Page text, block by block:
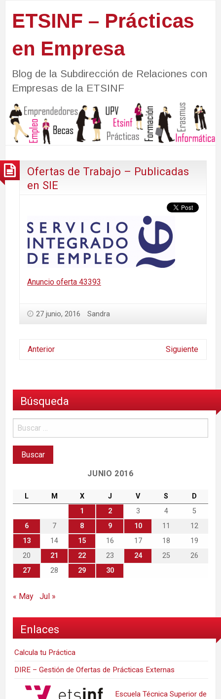
ETSINF – Prácticas
en Empresa
Blog de la Subdirección de Relaciones con
Empresas de la ETSINF
Ofertas de Trabajo – Publicadas
en SIE
Anuncio oferta 43393
27 junio, 2016 Sandra
Anterior Siguiente
Búsqueda
JUNIO 2016
L M X J V S
D
1
2 3 4
5
6
7 8 9 10 11
12
13
14 15 16 17 18
19
20
21 22 23 24 25
26
27
28 29 30
« May Jul »
Enlaces
Calcula tu Práctica
DIRE – Gestión de Ofertas de Prácticas Externas
Escuela Técnica Superior de